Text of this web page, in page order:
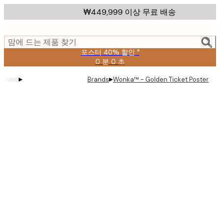
to
content.
₩449,999 이상 무료 배송
맘에 드는 제품 찾기
포스터 40% 할인 *
0 분 0 초
유
효
날
▸ Brands▸Wonka™ - Golden Ticket Poster